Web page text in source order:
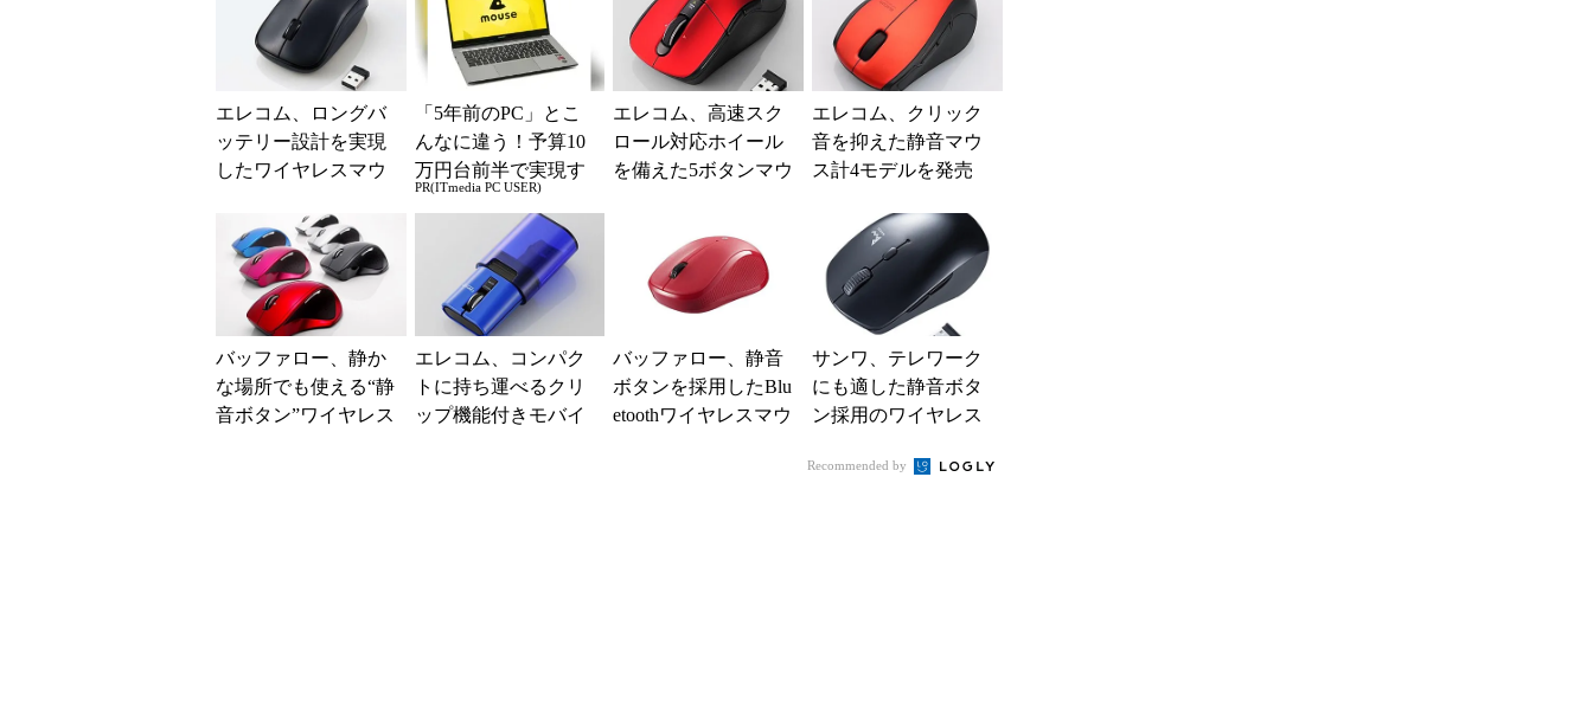
エレコム、ロングバ
ッテリー設計を実現
したワイヤレスマウ
「5年前のPC」とこ
んなに違う！予算10
万円台前半で実現す
る快適PCライフ
PR(ITmedia PC USER)
エレコム、高速スク
ロール対応ホイール
を備えた5ボタンマウ
エレコム、クリック
音を抑えた静音マウ
ス計4モデルを発売
バッファロー、静か
な場所でも使える“静
音ボタン”ワイヤレス
エレコム、コンパク
トに持ち運べるクリ
ップ機能付きモバイ
バッファロー、静音
ボタンを採用したBlu
etoothワイヤレスマウ
サンワ、テレワーク
にも適した静音ボタ
ン採用のワイヤレス
Recommended by